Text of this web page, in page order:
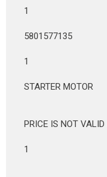
1
5801577135
1
STARTER MOTOR
PRICE IS NOT VALID
1